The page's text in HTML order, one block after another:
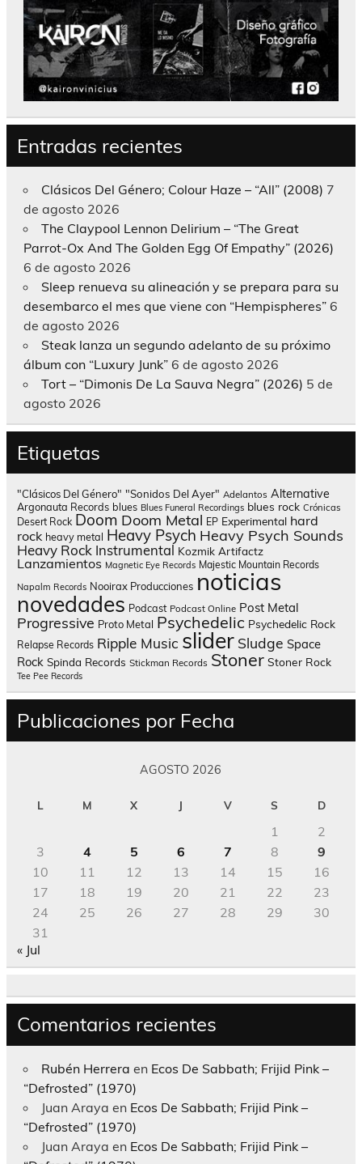
Entradas recientes
Clásicos Del Género; Colour Haze – “All” (2008) 7
de agosto 2026
The Claypool Lennon Delirium – “The Great
Parrot-Ox And The Golden Egg Of Empathy” (2026)
6 de agosto 2026
Sleep renueva su alineación y se prepara para su
desembarco el mes que viene con “Hempispheres” 6
de agosto 2026
Steak lanza un segundo adelanto de su próximo
álbum con “Luxury Junk” 6 de agosto 2026
Tort – “Dimonis De La Sauva Negra” (2026) 5 de
agosto 2026
Etiquetas
"Clásicos Del Género" "Sonidos Del Ayer" Adelantos Alternative
Argonauta Records blues Blues Funeral Recordings blues rock Crónicas
Desert Rock Doom Doom Metal EP Experimental hard
rock heavy metal Heavy Psych Heavy Psych Sounds
Heavy Rock Instrumental Kozmik Artifactz
Lanzamientos Magnetic Eye Records Majestic Mountain Records
Napalm Records Nooirax Producciones noticias
novedades Podcast Podcast Online Post Metal
Progressive Proto Metal Psychedelic Psychedelic Rock
Relapse Records Ripple Music slider Sludge Space
Rock Spinda Records Stickman Records Stoner Stoner Rock
Tee Pee Records
Publicaciones por Fecha
AGOSTO 2026
L M X J V S D
1
2
3
4 5 6 7 8
9
10
11 12 13 14 15
16
17
18 19 20 21 22
23
24
25 26 27 28 29
30
31
« Jul
Comentarios recientes
Rubén Herrera en Ecos De Sabbath; Frijid Pink –
“Defrosted” (1970)
Juan Araya en Ecos De Sabbath; Frijid Pink –
“Defrosted” (1970)
Juan Araya en Ecos De Sabbath; Frijid Pink –